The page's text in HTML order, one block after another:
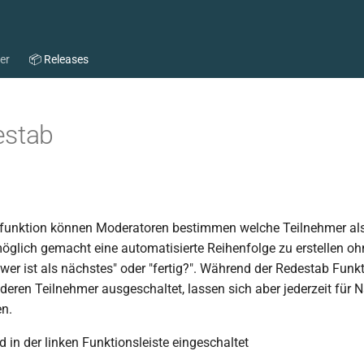
📦 Releases
können Moderatoren bestimmen welche Teilnehmer
gemacht eine automatisierte Reihenfolge zu erstellen
ist als nächstes" oder "fertig?". Während der Redestab
Teilnehmer ausgeschaltet, lassen sich aber jederzeit für
in der linken Funktionsleiste eingeschaltet